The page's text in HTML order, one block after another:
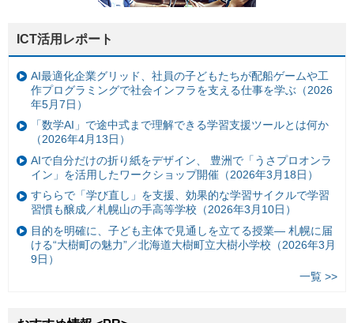
ICT活用レポート
AI最適化企業グリッド、社員の子どもたちが配船ゲームや工
作プログラミングで社会インフラを支える仕事を学ぶ（2026
年5月7日）
「数学AI」で途中式まで理解できる学習支援ツールとは何か
（2026年4月13日）
AIで自分だけの折り紙をデザイン、 豊洲で「うさプロオンラ
イン」を活用したワークショップ開催（2026年3月18日）
すららで「学び直し」を支援、効果的な学習サイクルで学習
習慣も醸成／札幌山の手高等学校（2026年3月10日）
目的を明確に、子ども主体で見通しを立てる授業— 札幌に届
ける“大樹町の魅力”／北海道大樹町立大樹小学校（2026年3月
9日）
一覧 >>